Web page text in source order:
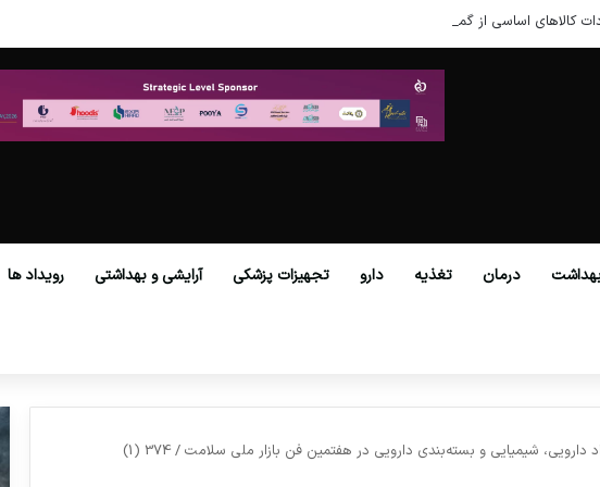
کالاهای اساسی از گمرکات همه استان‌ها فراهم شد.
درمان تغذیه دارو تجهیزات پزشکی آرایشی و بهداشتی رویداد ها
دارویی،‌ شیمیایی و بسته‌بندی دارویی در هفتمین فن بازار ملی سلامت /
374 (1)